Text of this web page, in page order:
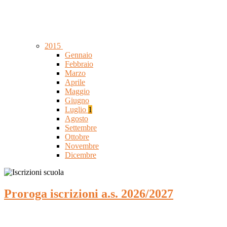
2015
Gennaio
Febbraio
Marzo
Aprile
Maggio
Giugno
Luglio 1
Agosto
Settembre
Ottobre
Novembre
Dicembre
Proroga iscrizioni a.s. 2026/2027